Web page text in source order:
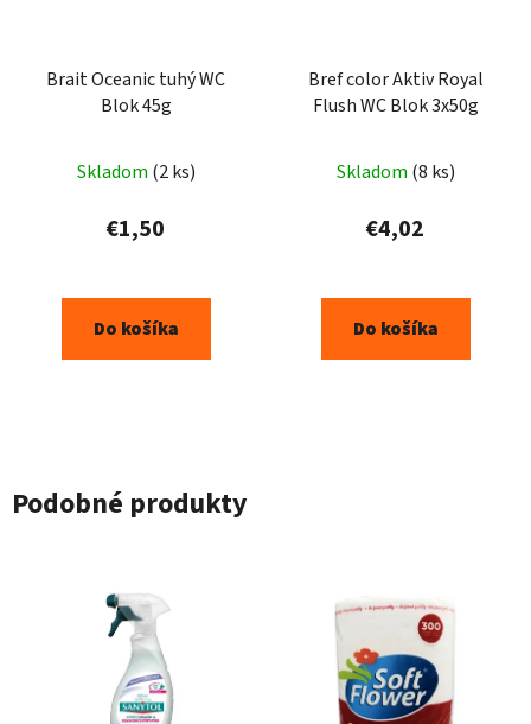
Brait Oceanic tuhý WC
Blok 45g
Skladom (2 ks)
€1,50
Do košíka
Bref color Aktiv Royal
Flush WC Blok 3x50g
Skladom (8 ks)
€4,02
Do košíka
Podobné produkty